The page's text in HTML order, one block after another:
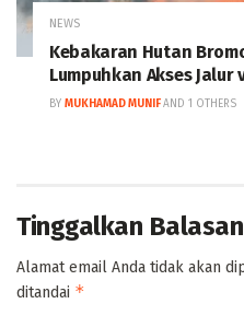
NEWS
Kebakaran Hutan
Lumpuhkan Akses Jalur
BY MUKHAMAD MUNIF AND 1 OTHERS
Tinggalkan Balasan
Alamat email Anda tidak akan
ditandai *